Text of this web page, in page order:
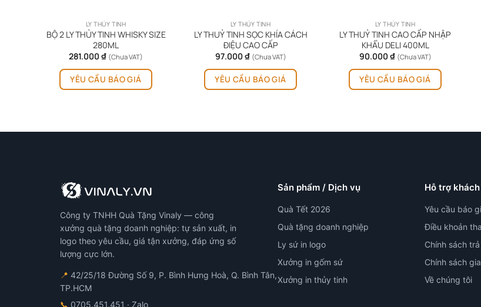
LY THỦY TINH
BỘ 2 LY THỦY TINH WHISKY SIZE
280ML
281.000 ₫ (Chưa VAT)
YÊU CẦU BÁO GIÁ
LY THỦY TINH
LY THUỶ TINH SỌC KHÍA CÁCH
ĐIỆU CAO CẤP
97.000 ₫ (Chưa VAT)
YÊU CẦU BÁO GIÁ
LY THỦY TINH
LY THUỶ TINH CAO CẤP NHẬP
KHẨU DELI 400ML
90.000 ₫ (Chưa VAT)
YÊU CẦU BÁO GIÁ
Công ty TNHH Quà Tặng Vinaly — công
xưởng quà tặng doanh nghiệp: tự sản xuất, in
logo theo yêu cầu, giá tận xưởng, đáp ứng số
lượng cực lớn.
📍 42/25/18 Đường Số 9, P. Bình Hưng Hoà, Q. Bình Tân,
TP.HCM
📞 0705.451.451 · Zalo
Sản phẩm / Dịch vụ
Quà Tết 2026
Quà tặng doanh nghiệp
Ly sứ in logo
Xưởng in gốm sứ
Xưởng in thủy tinh
Hỗ trợ
Yêu cầu báo
Điều khoản
Chính sách
Chính sách
Về chúng tôi